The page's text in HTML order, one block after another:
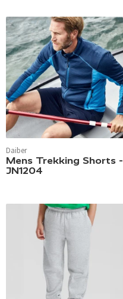
Daiber
Mens Trekking Shorts -
JN1204